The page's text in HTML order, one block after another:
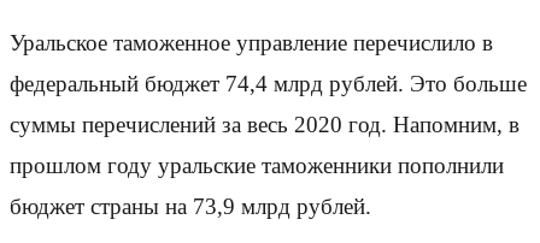
Уральское таможенное управление перечислило в
федеральный бюджет 74,4 млрд рублей. Это больше
суммы перечислений за весь 2020 год. Напомним, в
прошлом году уральские таможенники пополнили
бюджет страны на 73,9 млрд рублей.